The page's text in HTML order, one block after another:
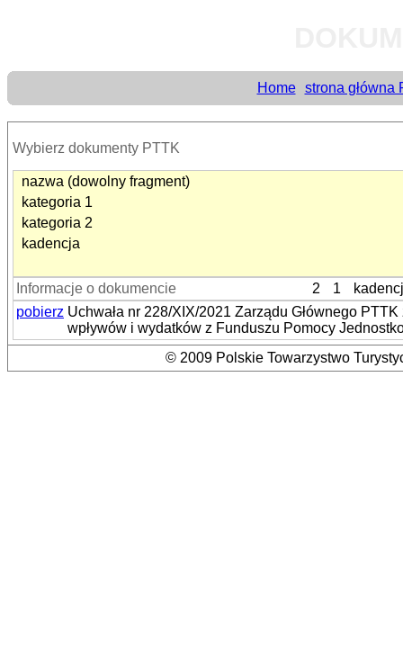
Home strona główna
Wybierz dokumenty PTTK
nazwa (dowolny fragment)
kategoria 1
kategoria 2
kadencja
Informacje o dokumencie 2 1
pobierz Uchwała nr 228/XIX/2021 Zarządu Głównego
wpływów i wydatków z Funduszu Pomocy
© 2009 Polskie Towarzystwo